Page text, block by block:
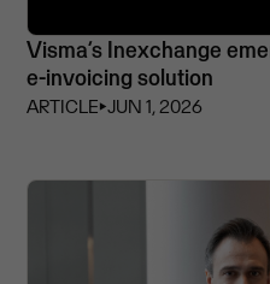
Visma’s Inexchange
e-invoicing solution
ARTICLE⏵JUN 1, 2026